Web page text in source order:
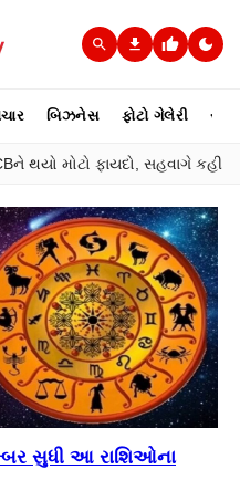
બિઝનેસ ફોટો ગેલેરી
થયો મોટો ફાયદો, સહવાગે કહી
સુધી આ રાશિઓના